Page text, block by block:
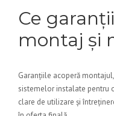
Ce
montaj și
Garanțiile acoperă
sistemelor instalate pentru
clare de utilizare și